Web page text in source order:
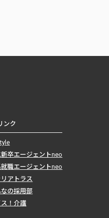
ンク
卒エージェントneo
職エージェントneo
アトラス
なの採用部
ス！介護